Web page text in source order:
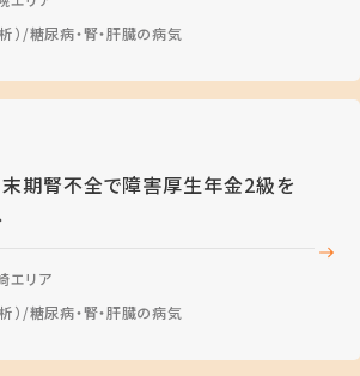
） 糖尿病・腎・肝臓の病気
期腎不全で障害厚生年金2級を
エリア
） 糖尿病・腎・肝臓の病気